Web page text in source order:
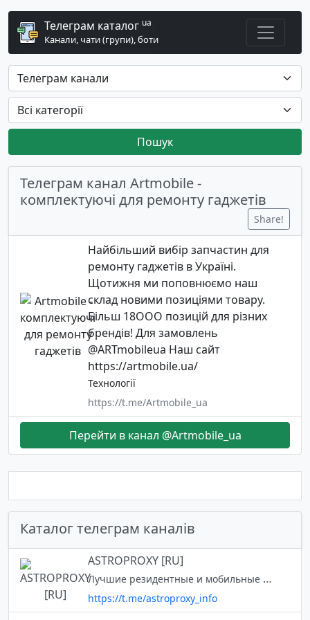
Телеграм каталог ua
Канали, чати (групи), боти
Пошук
Телеграм канал Artmobile -
комплектуючі для ремонту гаджетів
Share!
Найбільший вибір запчастин для
ремонту гаджетів в Україні.
Щотижня ми поповнюємо наш
склад новими позиціями товару.
Більш 18ООО позицій для різних
брендів! Для замовлень
@ARTmobileua Наш сайт
https://artmobile.ua/
Технології
https://t.me/Artmobile_ua
Перейти в канал @Artmobile_ua
Каталог телеграм каналів
ASTROPROXY [RU]
Лучшие резидентные и мобильные прокси. Серверные прокси. Только легальные и надежные динамические прокси. Геолокация по всему миру. Бесплатный тест прокси: https://t.me/astroproxy_support_bot
https://t.me/astroproxy_info